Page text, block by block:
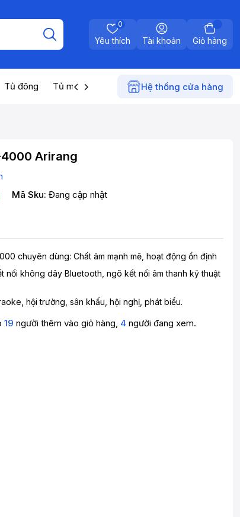
Yêu thích
0
Tài khoản Giỏ hàng
Tủ đông Tủ mát Máy nước nóng Điện gia
Hệ thống cửa hàng
4000 Arirang
Mã Sku: Đang cập nhật
chuyên dùng: Chất âm mạnh mẽ, hoạt động ổn định
nối không dây Bluetooth, ngõ kết nối âm thanh kỹ thuật
hội trường, sân khấu, hội nghị, phát biểu.
19 người thêm vào giỏ hàng, 4 người đang xem.